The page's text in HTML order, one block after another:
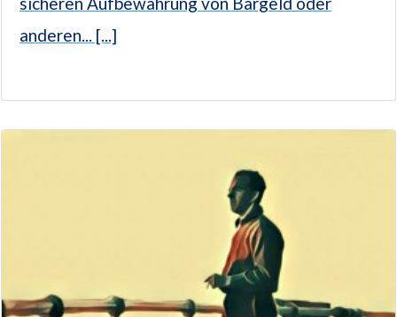
anderen... [...]